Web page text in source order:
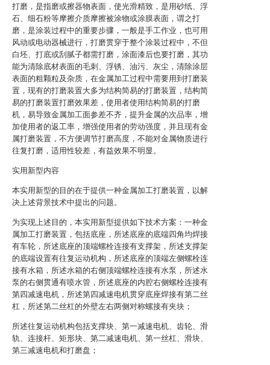
打磨，是指磨或擦器物表面，使光滑精致，是用砂纸、浮
石、细石粉等摩擦介质摩擦被涂物或涂膜表面，谓之打
磨，是涂装过程中的重要步骤，一般是手工作业，也可用
风动或电动器械进行，打磨贯穿于整个涂装过程中，不但
白坯、打底或刮腻子都需打磨，涂面漆后也要打磨，其功
能为清除底材表面的毛刺、浮锈、油污、灰尘，清除涂层
表面的粗颗粒及杂质，在金属加工过程中需要用到打磨装
置，现有的打磨装置大多为结构简易的打磨装置，结构简
易的打磨装置打磨效果差，使用者使用结构简易的打磨
机，易导致金属加工面参差不齐，提升金属的次品率，增
加使用者的返工率，增强使用者的劳动强度，并且现有金
属打磨装置，不方便调节打磨高度，不能对金属物质进行
往复打磨，适用性较差，有益效果不明显。
实用新型内容
本实用新型的目的在于提供一种金属加工打磨装置，以解
决上述背景技术中提出的问题。
为实现上述目的，本实用新型提供如下技术方案：一种金
属加工打磨装置，包括底座，所述底座的底端四角均焊接
有车轮，所述底座的顶端螺栓连接有支撑架，所述支撑架
的底端设置有往复运动机构，所述底座的顶端左侧螺栓连
接有水箱，所述水箱的右侧顶端螺栓连接有水泵，所述水
泵的右侧贯通有喷水管，所述底座的内腔右侧螺栓连接有
第四减速电机，所述第四减速电机贯穿底座焊接有第二丝
杠，所述第二丝杠的外壁左右两侧对称螺接有夹块；
所述往复运动机构包括支撑块、第一减速电机、齿轮、滑
轨、连接杆、矩形块、第二减速电机、第一丝杠、滑块、
第三减速电机和打磨盘；